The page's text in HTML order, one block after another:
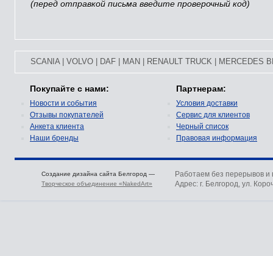
(перед отправкой письма введите проверочный код)
SCANIA| VOLVO DAF MAN RENAULT TRUCK MERCEDES
Покупайте с нами:
Новости и события
Отзывы покупателей
Анкета клиента
Наши бренды
Партнерам:
Условия доставки
Сервис для клиентов
Черный список
Правовая информация
Создание дизайна сайта Белгород —
Творческое объединение «NakedArt»
Работаем без перерывов и
Адрес: г. Белгород, ул.